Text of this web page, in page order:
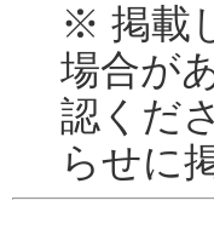
※ 掲載
場合が
認くだ
らせに